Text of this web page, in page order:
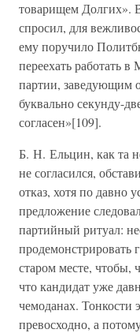
товарищем Долгих».
спросил, для
ему поручило
переехать работать
партии, заведующим
буквально секунду-
согласен»[109].
Б. Н. Ельцин, как та
не согласился,
отказ, хотя по давно
предложение
партийный ритуал:
продемонстрировать
старом месте, чтобы,
что кандидат уже
чемоданах. Тонкости
превосходно, а